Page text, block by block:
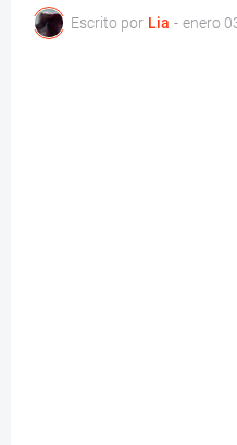
Escrito por Lia - enero